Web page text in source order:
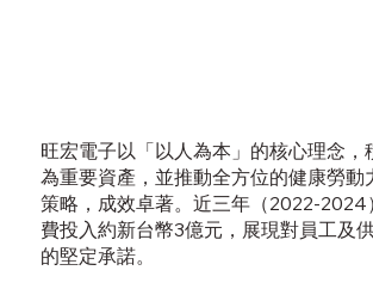
旺宏電子以「以人為本」的核心理念，
為重要資產，並推動全方位的健康勞動
策略，成效卓著。近三年（2022-2024
費投入約新台幣3億元，展現對員工及
的堅定承諾。